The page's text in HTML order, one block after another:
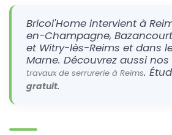
Bricol'Home intervient à
en-Champagne,
et Witry-lès-Reims et dans
Marne. Découvrez aussi
travaux de serrurerie à Reims.
gratuit.